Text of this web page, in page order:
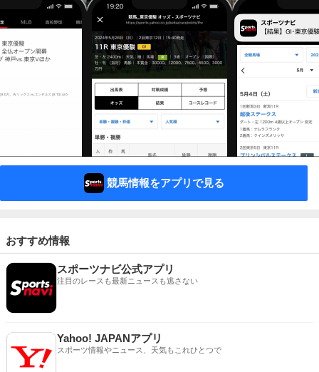
競馬情報をアプリで見る
おすすめ情報
スポーツナビ公式アプリ
注目のレースも最新ニュースも逃さない
Yahoo! JAPANアプリ
スポーツ情報やニュース、天気もこれひとつで